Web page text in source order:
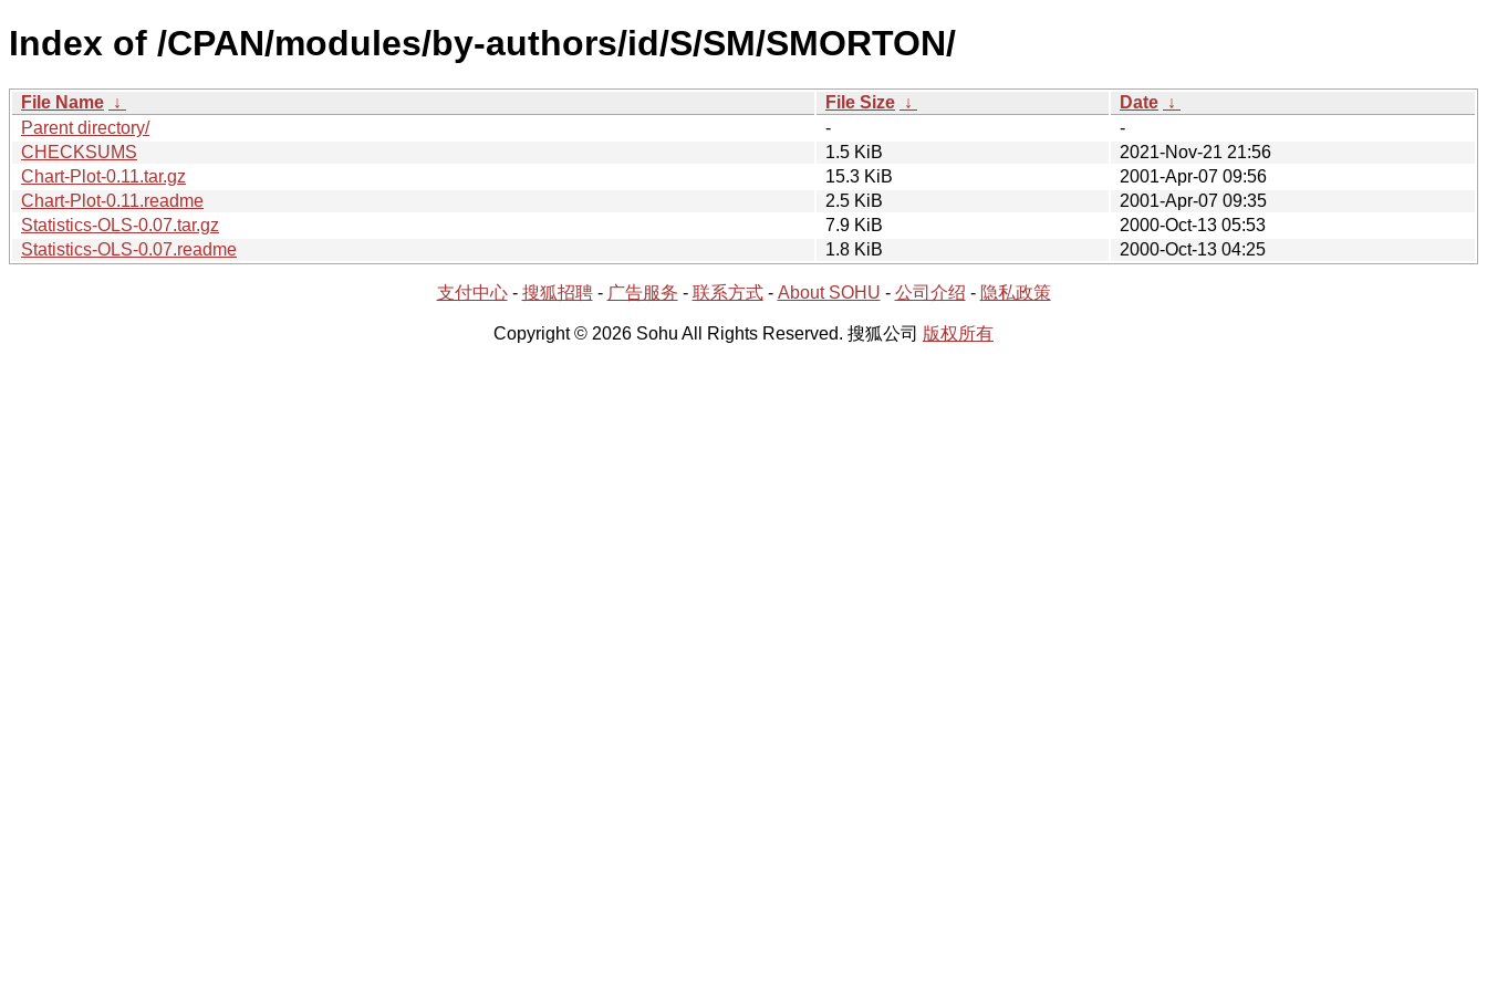
Index of /CPAN/modules/by-authors/id/S/SM/SMORTON/
File Name ↓ File Size ↓ Date ↓
Parent directory/
-
-
CHECKSUMS
1.5 KiB
2021-Nov-21 21:56
Chart-Plot-0.11.tar.gz
15.3 KiB
2001-Apr-07 09:56
Chart-Plot-0.11.readme
2.5 KiB
2001-Apr-07 09:35
Statistics-OLS-0.07.tar.gz
7.9 KiB
2000-Oct-13 05:53
Statistics-OLS-0.07.readme
1.8 KiB 2000-Oct-13 04:25
支付中心- 搜狐招聘- 广告服务 - 联系方式- About SOHU - 公司介绍 - 隐私政策
Copyright © 2026 Sohu All Rights Reserved. 搜狐公司 版权所有